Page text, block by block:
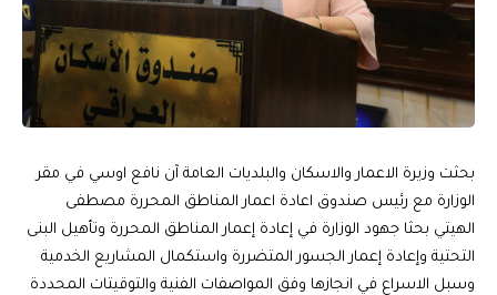
بحثت وزيرة الاعمار والاسكان والبلديات العامة آن نافع اوسي في مقر
الوزارة مع رئيس صندوق اعادة اعمار المناطق المحررة مصطفى
الهيتي بحثا جهود الوزارة في إعادة إعمار المناطق المحررة وتأهيل البنى
التحتية وإعادة إعمار الجسور المتضررة واستكمال المشاريع الخدمية
وسبل الاسراع في انجازها وفق المواصفات الفنية والتوقيتات المحددة